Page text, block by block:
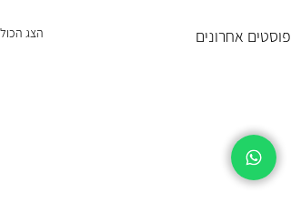
פוסטים אחרונים הצג הכול